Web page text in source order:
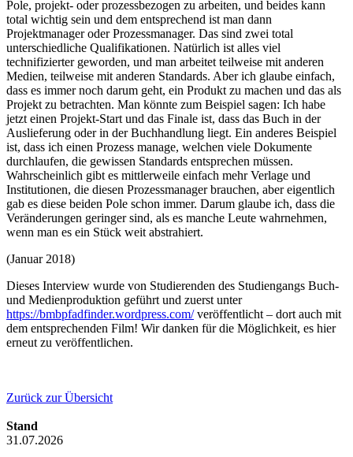
Pole, projekt- oder prozessbezogen zu arbeiten, und beides kann
total wichtig sein und dem entsprechend ist man dann
Projektmanager oder Prozessmanager. Das sind zwei total
unterschiedliche Qualifikationen. Natürlich ist alles viel
technifizierter geworden, und man arbeitet teilweise mit anderen
Medien, teilweise mit anderen Standards. Aber ich glaube einfach,
dass es immer noch darum geht, ein Produkt zu machen und das als
Projekt zu betrachten. Man könnte zum Beispiel sagen: Ich habe
jetzt einen Projekt-Start und das Finale ist, dass das Buch in der
Auslieferung oder in der Buchhandlung liegt. Ein anderes Beispiel
ist, dass ich einen Prozess manage, welchen viele Dokumente
durchlaufen, die gewissen Standards entsprechen müssen.
Wahrscheinlich gibt es mittlerweile einfach mehr Verlage und
Institutionen, die diesen Prozessmanager brauchen, aber eigentlich
gab es diese beiden Pole schon immer. Darum glaube ich, dass die
Veränderungen geringer sind, als es manche Leute wahrnehmen,
wenn man es ein Stück weit abstrahiert.
(Januar 2018)
Dieses Interview wurde von Studierenden des Studiengangs Buch-
und Medienproduktion geführt und zuerst unter
https://bmbpfadfinder.wordpress.com/veröffentlicht – dort auch mit
dem entsprechenden Film! Wir danken für die Möglichkeit, es hier
erneut zu veröffentlichen.
Zurück zur Übersicht
Stand
31.07.2026